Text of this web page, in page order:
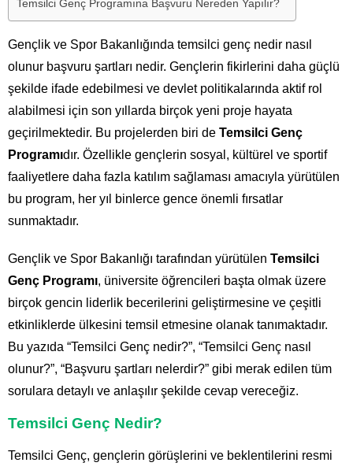
Temsilci Genç Programına Başvuru Nereden Yapılır?
Gençlik ve Spor Bakanlığında temsilci genç nedir nasıl
olunur başvuru şartları nedir. Gençlerin fikirlerini daha güçlü
şekilde ifade edebilmesi ve devlet politikalarında aktif rol
alabilmesi için son yıllarda birçok yeni proje hayata
geçirilmektedir. Bu projelerden biri de Temsilci Genç
Programıdır. Özellikle gençlerin sosyal, kültürel ve sportif
faaliyetlere daha fazla katılım sağlaması amacıyla yürütülen
bu program, her yıl binlerce gence önemli fırsatlar
sunmaktadır.
Gençlik ve Spor Bakanlığı tarafından yürütülen Temsilci
Genç Programı, üniversite öğrencileri başta olmak üzere
birçok gencin liderlik becerilerini geliştirmesine ve çeşitli
etkinliklerde ülkesini temsil etmesine olanak tanımaktadır.
Bu yazıda “Temsilci Genç nedir?”, “Temsilci Genç nasıl
olunur?”, “Başvuru şartları nelerdir?” gibi merak edilen tüm
sorulara detaylı ve anlaşılır şekilde cevap vereceğiz.
Temsilci Genç Nedir?
Temsilci Genç, gençlerin görüşlerini ve beklentilerini resmi